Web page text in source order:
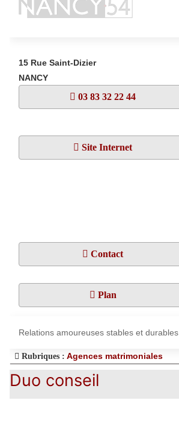
15 Rue Saint-Dizier
NANCY
03 83 32 22 44
Site Internet
Contact
Plan
Relations amoureuses stables et durables
Rubriques : Agences matrimoniales
Duo conseil